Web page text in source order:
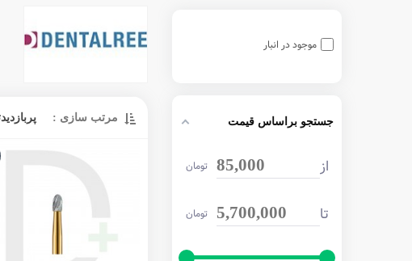
موجود در انبار
جستجو براساس قیمت
از 85,000 تومان
تا 5,700,000 تومان
مرتب سازی :